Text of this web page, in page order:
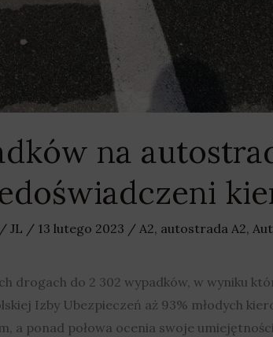
na
/ JL / 13 lutego 2023 / A2, autostrada A2,
drogach do 2 302 wypadków, w wyniku
Izby Ubezpieczeń aż 93% młodych
a ponad połowa ocenia swoje